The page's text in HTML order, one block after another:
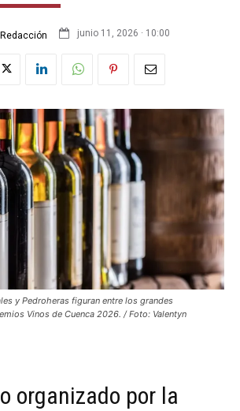
Redacción junio 11, 2026 · 10:00
y Pedroheras figuran entre los grandes
Vinos de Cuenca 2026. / Foto: Valentyn
organizado por la